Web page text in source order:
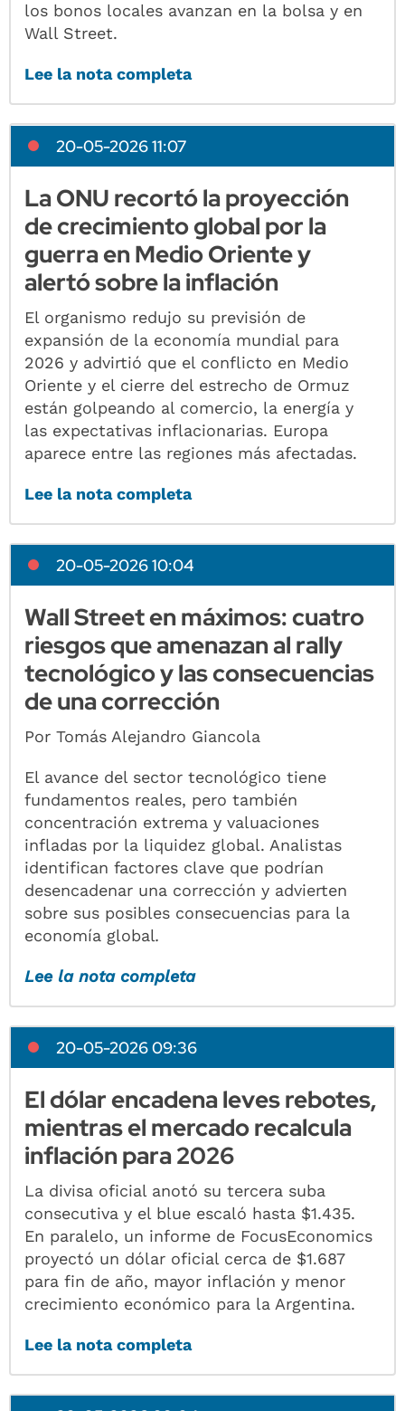
los bonos locales avanzan en la bolsa y en
Wall Street.
Lee la nota completa
20-05-2026 11:07
La ONU recortó la proyección
de crecimiento global por la
guerra en Medio Oriente y
alertó sobre la inflación
El organismo redujo su previsión de
expansión de la economía mundial para
2026 y advirtió que el conflicto en Medio
Oriente y el cierre del estrecho de Ormuz
están golpeando al comercio, la energía y
las expectativas inflacionarias. Europa
aparece entre las regiones más afectadas.
Lee la nota completa
20-05-2026 10:04
Wall Street en máximos: cuatro
riesgos que amenazan al rally
tecnológico y las consecuencias
de una corrección
Por Tomás Alejandro Giancola
El avance del sector tecnológico tiene
fundamentos reales, pero también
concentración extrema y valuaciones
infladas por la liquidez global. Analistas
identifican factores clave que podrían
desencadenar una corrección y advierten
sobre sus posibles consecuencias para la
economía global.
Lee la nota completa
20-05-2026 09:36
El dólar encadena leves rebotes,
mientras el mercado recalcula
inflación para 2026
La divisa oficial anotó su tercera suba
consecutiva y el blue escaló hasta $1.435.
En paralelo, un informe de FocusEconomics
proyectó un dólar oficial cerca de $1.687
para fin de año, mayor inflación y menor
crecimiento económico para la Argentina.
Lee la nota completa